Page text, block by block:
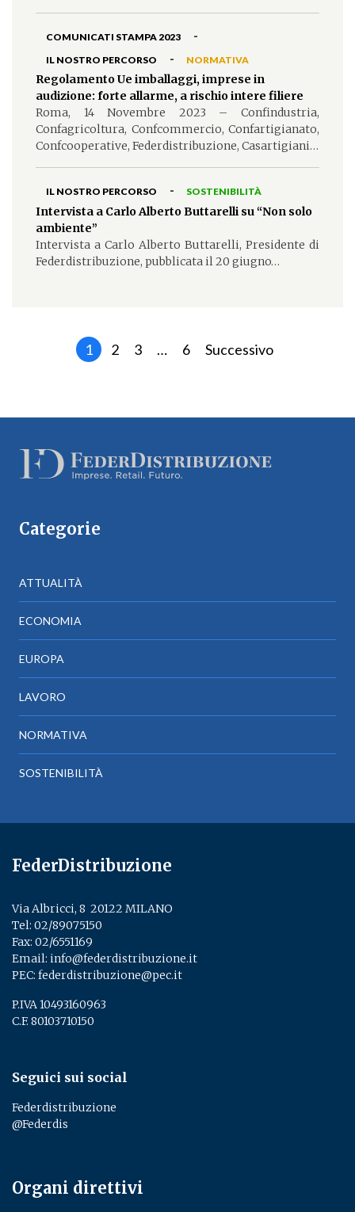
COMUNICATI STAMPA 2023 -
IL NOSTRO PERCORSO - NORMATIVA
Regolamento Ue imballaggi, imprese in
audizione: forte allarme, a rischio intere filiere
Roma, 14 Novembre 2023 – Confindustria,
Confagricoltura, Confcommercio, Confartigianato,
Confcooperative, Federdistribuzione, Casartigiani…
IL NOSTRO PERCORSO - SOSTENIBILITÀ
Intervista a Carlo Alberto Buttarelli su “Non solo
ambiente”
Intervista a Carlo Alberto Buttarelli, Presidente di
Federdistribuzione, pubblicata il 20 giugno…
1 2 3 … 6 Successivo
Categorie
ATTUALITÀ
ECONOMIA
EUROPA
LAVORO
NORMATIVA
SOSTENIBILITÀ
FederDistribuzione
Via Albricci, 8 ­ 20122 MILANO
Tel: 02/89075150
Fax: 02/6551169
Email: info@federdistribuzione.it
PEC: federdistribuzione@pec.it
P.IVA 10493160963
C.F. 80103710150
Seguici sui social
Federdistribuzione
@Federdis
Organi direttivi